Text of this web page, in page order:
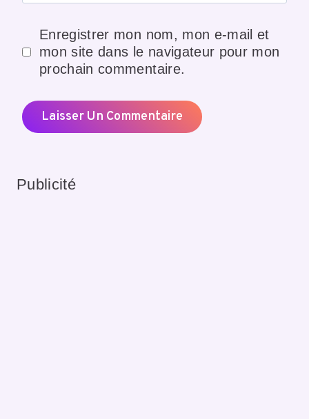
Enregistrer mon nom, mon e-mail et
mon site dans le navigateur pour mon
prochain commentaire.
Publicité